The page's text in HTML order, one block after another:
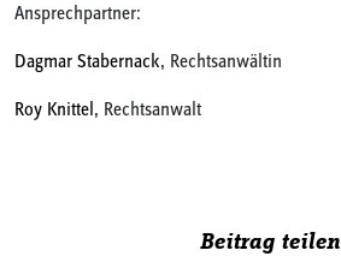
Ansprechpartner:
Dagmar Stabernack, Rechtsanwältin
Roy Knittel, Rechtsanwalt
Beitrag teilen